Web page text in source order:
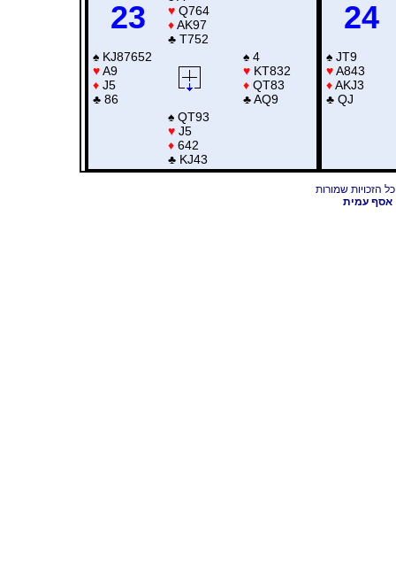
23
♥ Q764
♦AK97
♣ T752
♠ KJ87652
♥A9
♦ J5
♣ 86
♠ 4
♥ KT832
♦ QT83
♣AQ9
♠ QT93
♥ J5
♦ 642
♣ KJ43
24
♠ JT9
♥A843
♦AKJ3
♣ QJ
אסף עמית